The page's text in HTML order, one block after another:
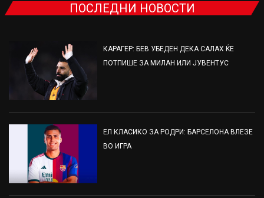
ПОСЛЕДНИ НОВОСТИ
КАРАГЕР: БЕВ УБЕДЕН ДЕКА САЛАХ ЌЕ
ПОТПИШЕ ЗА МИЛАН ИЛИ ЈУВЕНТУС
ЕЛ КЛАСИКО ЗА РОДРИ: БАРСЕЛОНА ВЛЕЗЕ
ВО ИГРА